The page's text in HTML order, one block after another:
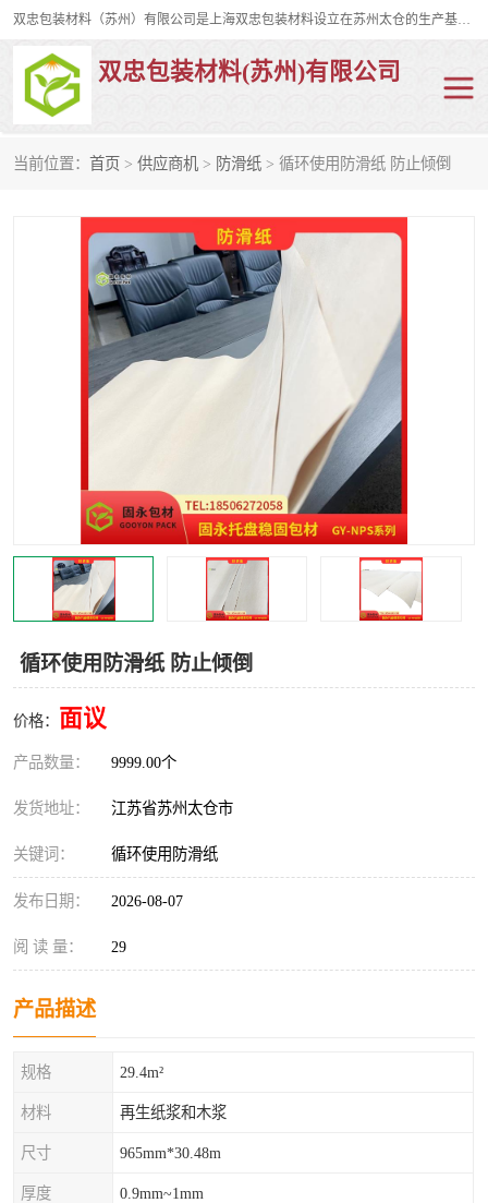
双忠包装材料（苏州）有限公司是上海双忠包装材料设立在苏州太仓的生产基地，占地约2万平米，产品主要有打孔缠绕膜，拉伸蜂窝纸，集装箱充气袋，滑托板，打包带，裹包网兜，防滑纸等箱体和托盘的运输和保护性包材。固永包材®，GooYon Pack®，是我们保护性包装材料的专属品牌。
双忠包装材料(苏州)有限公司
当前位置： 首页 > 供应商机 > 防滑纸 > 循环使用防滑纸 防止倾倒
循环使用防滑纸 防止倾倒
价格： 面议
产品数量： 9999.00个
发货地址： 江苏省苏州太仓市
关键词： 循环使用防滑纸
发布日期： 2026-08-07
阅 读 量： 29
产品描述
规格 29.4m²
材料 再生纸浆和木浆
尺寸 965mm*30.48m
厚度 0.9mm~1mm
裹包网兜 纤维打包带
充气袋
缠绕膜
托盘裹包网兜